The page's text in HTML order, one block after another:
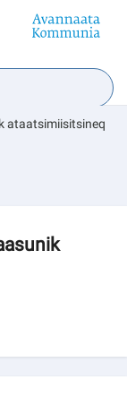
ataatsimiisitsineq